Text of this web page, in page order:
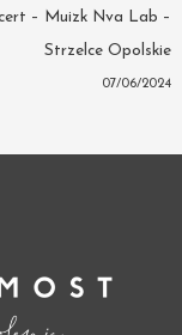
– Muizk Nva Lab –
Strzelce Opolskie
07/06/2024